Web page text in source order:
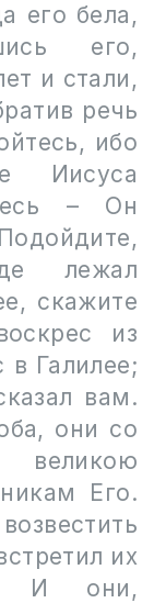
его бела,
его,
и стали,
речь
ибо
Иисуса
– Он
лежал
скажите
из
в Галилее;
вам.
они со
Его.
их
И они,